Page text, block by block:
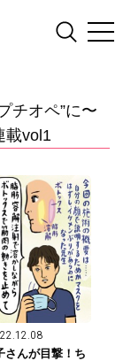
チオペ”に〜
載vol1
さんが目撃！ち